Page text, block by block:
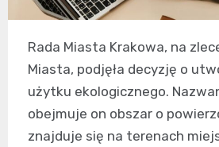
Rada Miasta Krakowa, na
Miasta, podjęła decyzję o
użytku ekologicznego.
obejmuje on obszar o
znajduje się na terenach